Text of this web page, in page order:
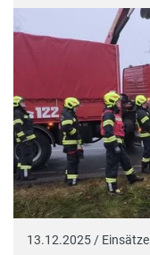
13.12.2025 / Einsätze